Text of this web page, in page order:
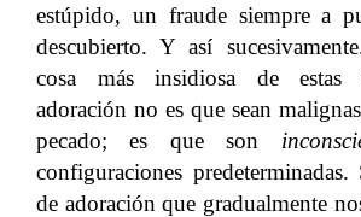
estúpido, un fraude siempre a
descubierto. Y así
cosa más insidiosa de estas
adoración no es que sean
pecado; es que son
configuraciones
de adoración que gradualmente